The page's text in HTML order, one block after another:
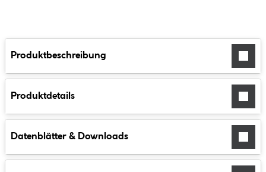
Produktbeschreibung
Produktdetails
Datenblätter & Downloads